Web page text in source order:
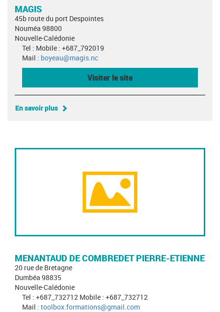
MAGIS
45b route du port Despointes
Nouméa 98800
Nouvelle-Calédonie
Tel : Mobile : +687_792019
Mail : boyeau@magis.nc
Visiter le site
En savoir plus
MENANTAUD DE COMBREDET PIERRE-ETIENNE
20 rue de Bretagne
Dumbéa 98835
Nouvelle-Calédonie
Tel : +687_732712 Mobile : +687_732712
Mail : toolbox.formations@gmail.com